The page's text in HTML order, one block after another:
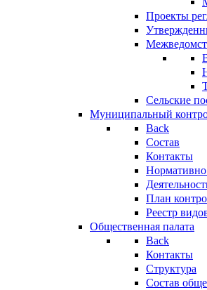
Проекты
Сельские
Муниципальный
Back
Состав
Контакты
Нормативно
План
Реестр
Общественная палата
Back
Контакты
Структура
Состав